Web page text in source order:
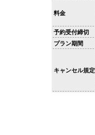
料金
予約受付締切
プラン期間
キャンセル規定